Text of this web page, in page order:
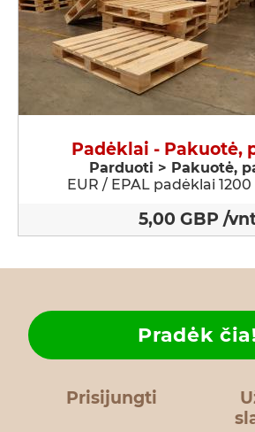
Padėklai - Pakuotė,
Parduoti > Pakuotė,
EUR / EPAL padėklai
5,00 GBP /
Prisijungti
Pradėk